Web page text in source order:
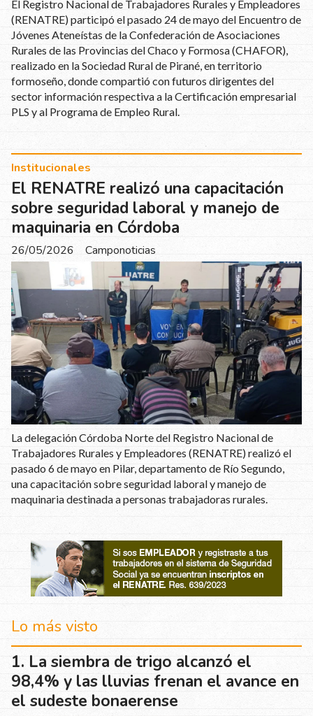
El Registro Nacional de Trabajadores Rurales y Empleadores
(RENATRE) participó el pasado 24 de mayo del Encuentro de
Jóvenes Ateneístas de la Confederación de Asociaciones
Rurales de las Provincias del Chaco y Formosa (CHAFOR),
realizado en la Sociedad Rural de Pirané, en territorio
formoseño, donde compartió con futuros dirigentes del
sector información respectiva a la Certificación empresarial
PLS y al Programa de Empleo Rural.
El RENATRE realizó una capacitación
sobre seguridad laboral y manejo de
maquinaria en Córdoba
Camponoticias
Institucionales
26/05/2026
La delegación Córdoba Norte del Registro Nacional de
Trabajadores Rurales y Empleadores (RENATRE) realizó el
pasado 6 de mayo en Pilar, departamento de Río Segundo,
una capacitación sobre seguridad laboral y manejo de
maquinaria destinada a personas trabajadoras rurales.
Lo más visto
La siembra de trigo alcanzó el
98,4% y las lluvias frenan el avance en
el sudeste bonaerense